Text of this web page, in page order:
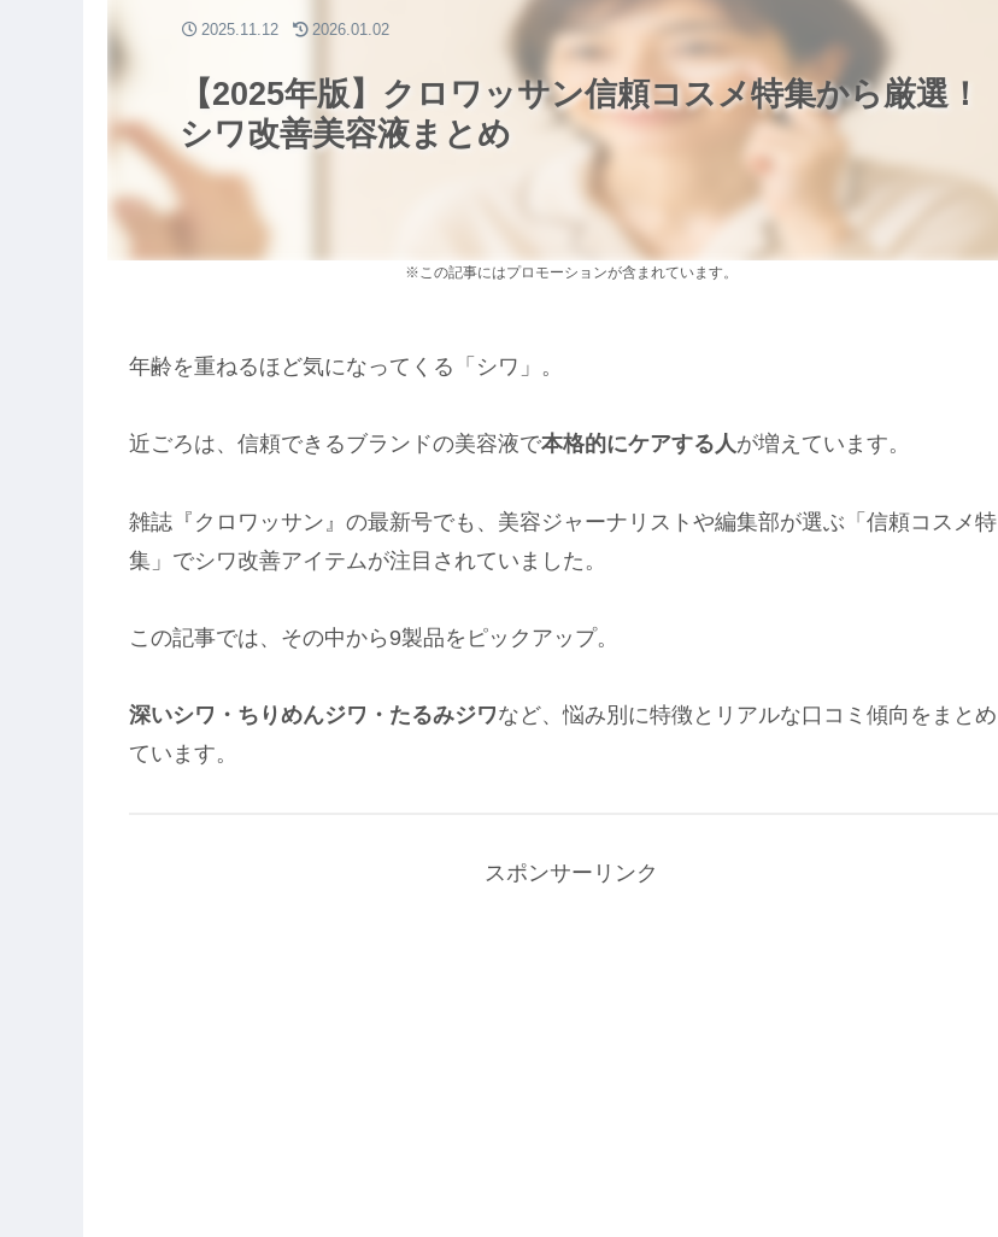
【2025年版】クロワッサン信頼コスメ特集から厳選！
シワ改善美容液まとめ
2025.11.12 2026.01.02
※この記事にはプロモーションが含まれています。
年齢を重ねるほど気になってくる「シワ」。
近ごろは、信頼できるブランドの美容液で本格的にケアする人が増えています。
雑誌『クロワッサン』の最新号でも、美容ジャーナリストや編集部が選ぶ「信頼コスメ特
集」でシワ改善アイテムが注目されていました。
この記事では、その中から9製品をピックアップ。
深いシワ・ちりめんジワ・たるみジワなど、悩み別に特徴とリアルな口コミ傾向をまとめ
ています。
スポンサーリンク